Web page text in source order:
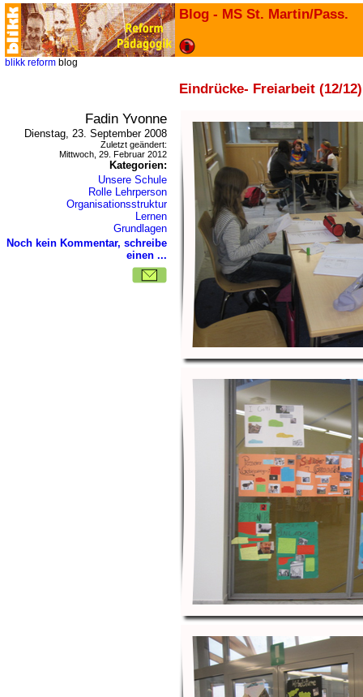
Blog - MS St. Martin/Pass.
blikk reform blog
Eindrücke- Freiarbeit (12/12)
Fadin Yvonne
Dienstag, 23. September 2008
Zuletzt geändert:
Mittwoch, 29. Februar 2012
Kategorien:
Unsere Schule
Rolle Lehrperson
Organisationsstruktur
Lernen
Grundlagen
Noch kein Kommentar, schreibe
einen ...